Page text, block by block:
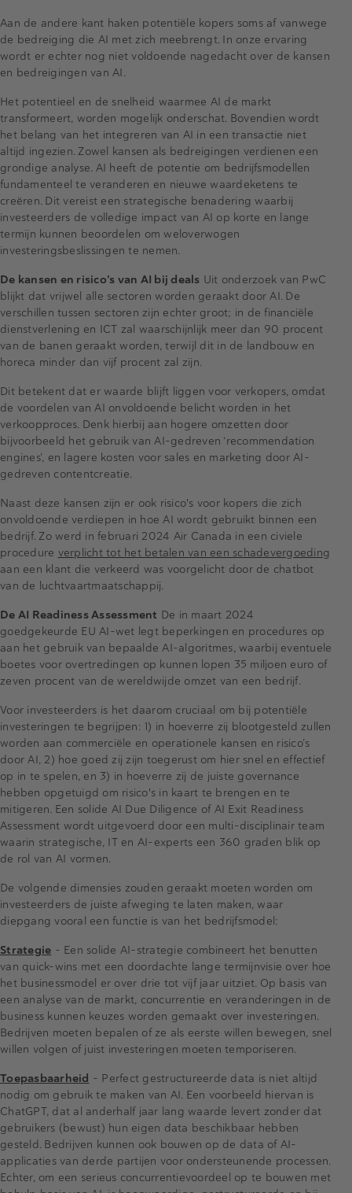
Aan de andere kant haken potentiële kopers soms af vanwege
de bedreiging die AI met zich meebrengt. In onze ervaring
wordt er echter nog niet voldoende nagedacht over de kansen
en bedreigingen van AI.
Het potentieel en de snelheid waarmee AI de markt
transformeert, worden mogelijk onderschat. Bovendien wordt
het belang van het integreren van AI in een transactie niet
altijd ingezien. Zowel kansen als bedreigingen verdienen een
grondige analyse. AI heeft de potentie om bedrijfsmodellen
fundamenteel te veranderen en nieuwe waardeketens te
creëren. Dit vereist een strategische benadering waarbij
investeerders de volledige impact van AI op korte en lange
termijn kunnen beoordelen om weloverwogen
investeringsbeslissingen te nemen.
De kansen en risico’s van AI bij deals Uit onderzoek van PwC
blijkt dat vrijwel alle sectoren worden geraakt door AI. De
verschillen tussen sectoren zijn echter groot; in de financiële
dienstverlening en ICT zal waarschijnlijk meer dan 90 procent
van de banen geraakt worden, terwijl dit in de landbouw en
horeca minder dan vijf procent zal zijn.
Dit betekent dat er waarde blijft liggen voor verkopers, omdat
de voordelen van AI onvoldoende belicht worden in het
verkoopproces. Denk hierbij aan hogere omzetten door
bijvoorbeeld het gebruik van AI-gedreven ‘recommendation
engines’, en lagere kosten voor sales en marketing door AI-
gedreven contentcreatie.
Naast deze kansen zijn er ook risico's voor kopers die zich
onvoldoende verdiepen in hoe AI wordt gebruikt binnen een
bedrijf. Zo werd in februari 2024 Air Canada in een civiele
procedure verplicht tot het betalen van een schadevergoeding
aan een klant die verkeerd was voorgelicht door de chatbot
van de luchtvaartmaatschappij.
De AI Readiness Assessment De in maart 2024
goedgekeurde EU AI-wet legt beperkingen en procedures op
aan het gebruik van bepaalde AI-algoritmes, waarbij eventuele
boetes voor overtredingen op kunnen lopen 35 miljoen euro of
zeven procent van de wereldwijde omzet van een bedrijf.
Voor investeerders is het daarom cruciaal om bij potentiële
investeringen te begrijpen: 1) in hoeverre zij blootgesteld zullen
worden aan commerciële en operationele kansen en risico’s
door AI, 2) hoe goed zij zijn toegerust om hier snel en effectief
op in te spelen, en 3) in hoeverre zij de juiste governance
hebben opgetuigd om risico's in kaart te brengen en te
mitigeren. Een solide AI Due Diligence of AI Exit Readiness
Assessment wordt uitgevoerd door een multi-disciplinair team
waarin strategische, IT en AI-experts een 360 graden blik op
de rol van AI vormen.
De volgende dimensies zouden geraakt moeten worden om
investeerders de juiste afweging te laten maken, waar
diepgang vooral een functie is van het bedrijfsmodel:
Strategie – Een solide AI-strategie combineert het benutten
van quick-wins met een doordachte lange termijnvisie over hoe
het businessmodel er over drie tot vijf jaar uitziet. Op basis van
een analyse van de markt, concurrentie en veranderingen in de
business kunnen keuzes worden gemaakt over investeringen.
Bedrijven moeten bepalen of ze als eerste willen bewegen, snel
willen volgen of juist investeringen moeten temporiseren.
Toepasbaarheid – Perfect gestructureerde data is niet altijd
nodig om gebruik te maken van AI. Een voorbeeld hiervan is
ChatGPT, dat al anderhalf jaar lang waarde levert zonder dat
gebruikers (bewust) hun eigen data beschikbaar hebben
gesteld. Bedrijven kunnen ook bouwen op de data of AI-
applicaties van derde partijen voor ondersteunende processen.
Echter, om een serieus concurrentievoordeel op te bouwen met